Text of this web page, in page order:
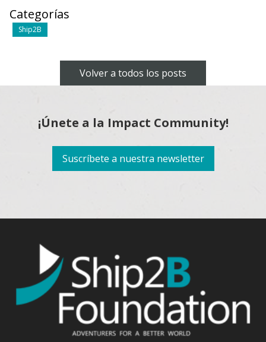
Categorías
Ship2B
Volver a todos los posts
¡Únete a la Impact Community!
Suscríbete a nuestra newsletter